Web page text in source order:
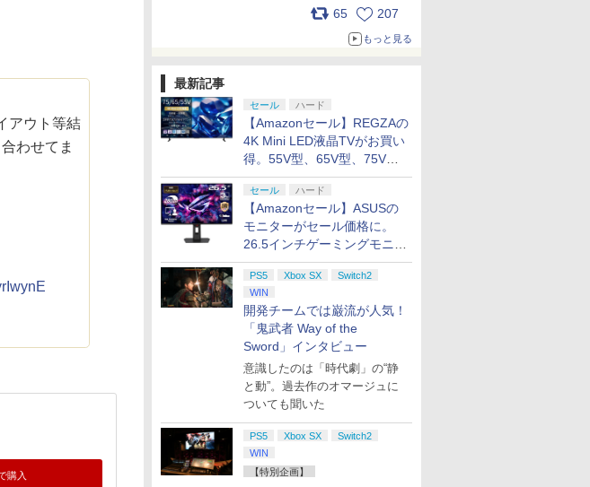
組み。味は恐怖を堪のう「味噌フレーバー」
65 207
もっと見る
最新記事
セール ハード
【Amazonセール】REGZAの
4K Mini LED液晶TVがお買い
得。55V型、65V型、75V型
の2026年モデルがラインナ
ップ
セール ハード
【Amazonセール】ASUSの
モニターがセール価格に。
26.5インチゲーミングモニタ
ー「ROG Strix OLED
XG27ACDMS」限定モデルも
お買い得
PS5 Xbox SX
Switch2
WIN
開発チームでは巌流が人気！
「鬼武者 Way of the
Sword」インタビュー
意識したのは「時代劇」の“静
と動”。過去作のオマージュに
ついても聞いた
PS5 Xbox SX
Switch2
WIN
【特別企画】
アウト等結
わせてま
購入